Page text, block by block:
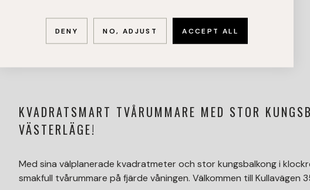
KVADRATSMART TVÅRUMMARE MED STOR
VÄSTERLÄGE!
Med sina välplanerade kvadratmeter och stor kungsbalkong i
smakfull tvårummare på fjärde våningen. Välkommen till Kullavägen
DENY NO, ADJUST ACCEPT ALL